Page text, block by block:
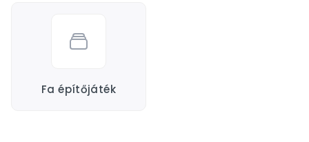
Fa építőjáték